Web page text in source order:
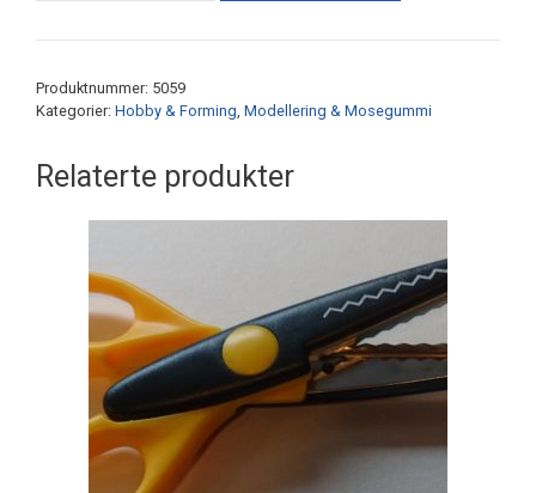
selvklebende
Produktnummer: 5059
Kategorier: Hobby & Forming, Modellering & Mosegummi
Relaterte produkter